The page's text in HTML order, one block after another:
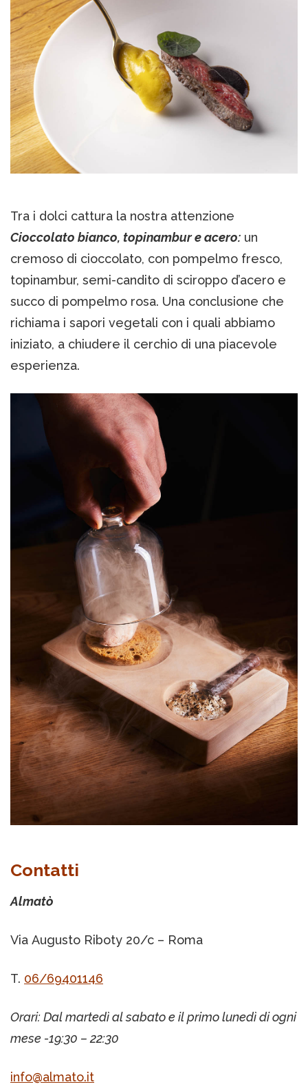
Tra i dolci cattura la nostra attenzione
Cioccolato bianco, topinambur e acero: un
cremoso di cioccolato, con pompelmo fresco,
topinambur, semi-candito di sciroppo d’acero e
succo di pompelmo rosa. Una conclusione che
richiama i sapori vegetali con i quali abbiamo
iniziato, a chiudere il cerchio di una piacevole
esperienza.
Contatti
Almatò
Via Augusto Riboty 20/c – Roma
T. 06/69401146
Orari: Dal martedì al sabato e il primo lunedì di ogni
mese -19:30 – 22:30
info@almato.it